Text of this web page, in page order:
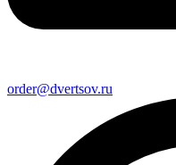
order@dvertsov.ru